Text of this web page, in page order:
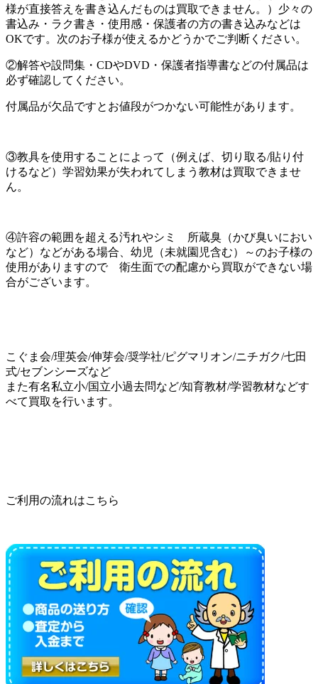
様が直接答えを書き込んだものは買取できません。）少々の
書込み・ラク書き・使用感・保護者の方の書き込みなどは
OKです。次のお子様が使えるかどうかでご判断ください。
②解答や設問集・CDやDVD・保護者指導書などの付属品は
必ず確認してください。
付属品が欠品ですとお値段がつかない可能性があります。
③教具を使用することによって（例えば、切り取る/貼り付
けるなど）学習効果が失われてしまう教材は買取できませ
ん。
④許容の範囲を超える汚れやシミ 所蔵臭（かび臭いにおい
など）などがある場合、幼児（未就園児含む）～のお子様の
使用がありますので 衛生面での配慮から買取ができない場
合がございます。
こぐま会/理英会/伸芽会/奨学社/ピグマリオン/ニチガク/七田
式/セブンシーズなど
また有名私立小/国立小過去問など/知育教材/学習教材などす
べて買取を行います。
ご利用の流れはこちら